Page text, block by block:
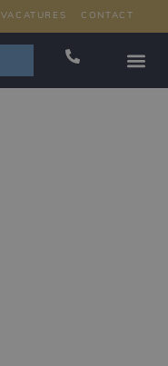
VACATURES CONTACT